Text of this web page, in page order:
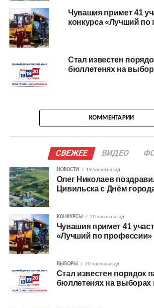
Чувашия примет 41
конкурса «Лучший
Стал известен
бюллетенях на
КОММЕНТАРИИ
СВЕЖЕЕ ВИДЕО
НОВОСТИ 19 часов назад
Олег Николаев
Цивильска с Днём
КОНКУРСЫ 20 часов назад
Чувашия примет 41
«Лучший по профессии»
ВЫБОРЫ 20 часов назад
Стал известен порядок
бюллетенях на выборах